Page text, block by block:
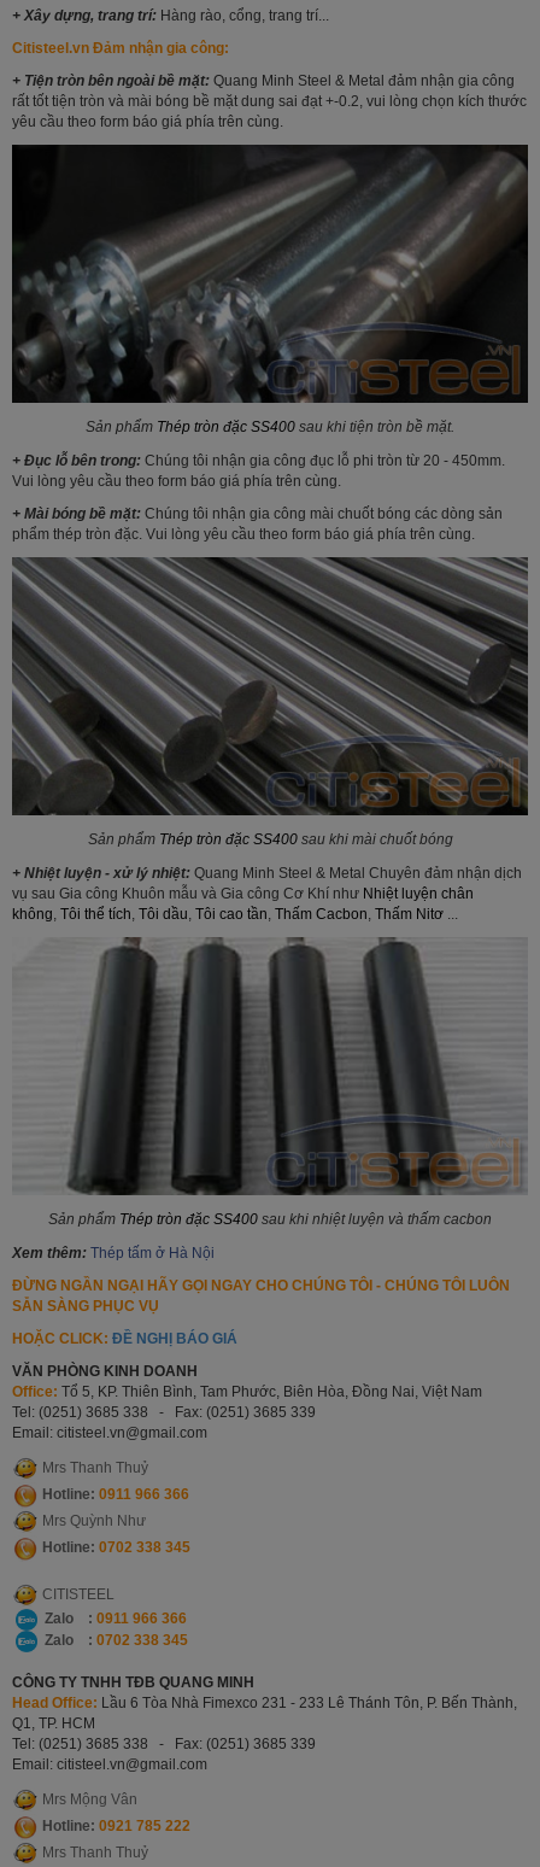
+ Xây dựng, trang trí: Hàng rào, cổng, trang trí...
Citisteel.vn Đảm nhận gia công:
+ Tiện tròn bên ngoài bề mặt: Quang Minh Steel & Metal đảm nhận gia công
rất tốt tiện tròn và mài bóng bề mặt dung sai đạt +-0.2, vui lòng chọn kích thước
yêu cầu theo form báo giá phía trên cùng.
Sản phẩm Thép tròn đặc SS400 sau khi tiện tròn bề mặt.
+ Đục lỗ bên trong: Chúng tôi nhận gia công đục lỗ phi tròn từ 20 - 450mm.
Vui lòng yêu cầu theo form báo giá phía trên cùng.
+ Mài bóng bề mặt: Chúng tôi nhận gia công mài chuốt bóng các dòng sản
phẩm thép tròn đặc. Vui lòng yêu cầu theo form báo giá phía trên cùng.
Sản phẩm Thép tròn đặc SS400sau khi mài chuốt bóng
+ Nhiệt luyện - xử lý nhiệt: Quang Minh Steel & Metal Chuyên đảm nhận dịch
vụ sau Gia công Khuôn mẫu và Gia công Cơ Khí như Nhiệt luyện chân
không Tôi thể tích Tôi dầu Tôi cao tần Thấm Cacbon Thấm Nitơ
Sản phẩm Thép tròn đặc SS400 sau khi nhiệt luyện và thấm cacbon
Xem thêm: Thép tấm ở Hà Nội
ĐỪNG NGẦN NGẠI HÃY GỌI NGAY CHO CHÚNG TÔI - CHÚNG TÔI LUÔN
SẴN SÀNG PHỤC VỤ
HOẶC CLICK: ĐỀ NGHỊ BÁO GIÁ
VĂN PHÒNG KINH DOANH
Office: Tổ 5, KP. Thiên Bình, Tam Phước, Biên Hòa, Đồng Nai, Việt Nam
Tel: (0251) 3685 338 - Fax: (0251) 3685 339
Email: citisteel.vn@gmail.com
Mrs Thanh Thuỷ
Hotline: 0911 966 366
Mrs Quỳnh Như
Hotline: 0702 338 345
CITISTEEL
Zalo : 0911 966 366
Zalo : 0702 338 345
CÔNG TY TNHH TĐB QUANG MINH
Head Office: Lầu 6 Tòa Nhà Fimexco 231 - 233 Lê Thánh Tôn, P. Bến Thành,
Q1, TP. HCM
Tel: (0251) 3685 338 - Fax: (0251) 3685 339
Email: citisteel.vn@gmail.com
Mrs Mộng Vân
Hotline: 0921 785 222
Mrs Thanh Thuỷ